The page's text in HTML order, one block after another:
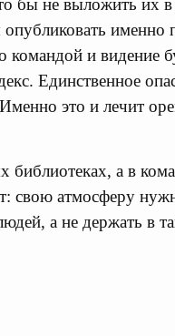
бы не выложить их
именно
командой и видение
Единственное
это и лечит
библиотеках, а в
свою атмосферу
а не держать в